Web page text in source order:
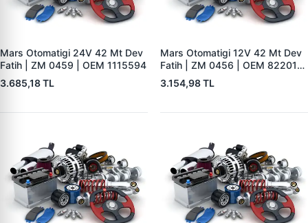
Mars Otomatigi 24V 42 Mt Dev
Fatih | ZM 0459 | OEM 1115594
3.685,18 TL
Mars Otomatigi 12V 42 Mt Dev
Fatih | ZM 0456 | OEM 82201-
5004 V1117553
2132X10456393
3.154,98 TL